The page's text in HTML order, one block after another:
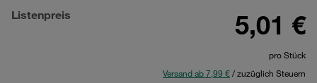
Listenpreis 5,01 €
pro Stück
Versand ab 7,99 €/ zuzüglich Steuern